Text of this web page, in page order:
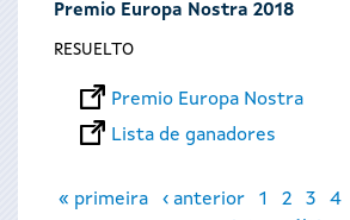
Premio Europa Nostra 2018
RESUELTO
Premio Europa Nostra
Lista de ganadores
Páginas
« primeira ‹ anterior 1 2 3 4